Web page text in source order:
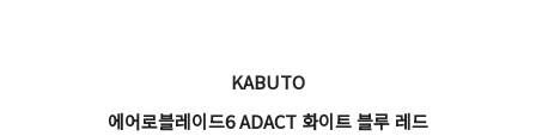
KABUTO
에어로블레이드6 ADACT 화이트 블루 레드